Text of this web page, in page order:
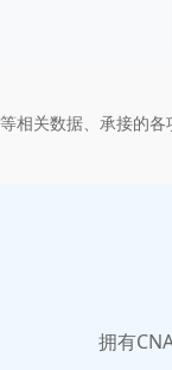
相关数据、承接的
拥有